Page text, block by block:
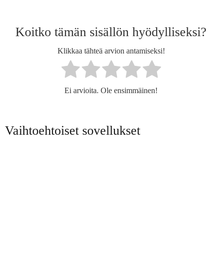
Koitko tämän sisällön hyödylliseksi?
Klikkaa tähteä arvion antamiseksi!
Ei arvioita. Ole ensimmäinen!
Vaihtoehtoiset sovellukset